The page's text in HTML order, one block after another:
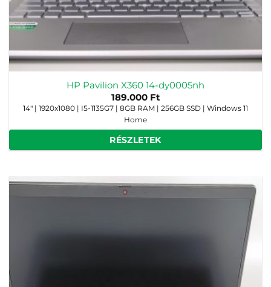
HP Pavilion X360 14-dy0005nh
189.000 Ft
14" | 1920x1080 | I5-1135G7 | 8GB RAM | 256GB SSD | Windows 11
Home
RÉSZLETEK